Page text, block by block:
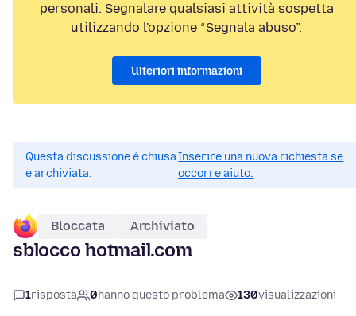
personali. Segnalare qualsiasi attività sospetta
utilizzando l'opzione “Segnala abuso”.
Ulteriori informazioni
Questa discussione è chiusa
e archiviata.
Inserire una nuova richiesta se
occorre aiuto.
Bloccata Archiviato
sblocco hotmail.com
1risposta 0hanno questo problema 130visualizzazioni